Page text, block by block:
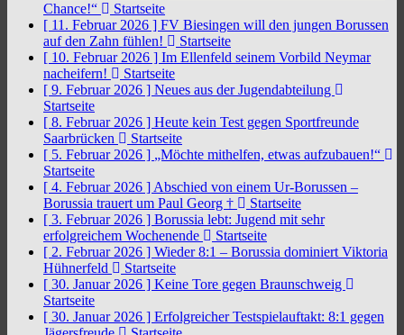
Chance!“
Startseite
[ 11. Februar 2026 ] FV Biesingen will den jungen Borussen
auf den Zahn fühlen!
Startseite
[ 10. Februar 2026 ] Im Ellenfeld seinem Vorbild Neymar
nacheifern!
Startseite
[ 9. Februar 2026 ] Neues aus der Jugendabteilung
Startseite
[ 8. Februar 2026 ] Heute kein Test gegen Sportfreunde
Saarbrücken
Startseite
[ 5. Februar 2026 ] „Möchte mithelfen, etwas aufzubauen!“
Startseite
[ 4. Februar 2026 ] Abschied von einem Ur-Borussen –
Borussia trauert um Paul Georg †
Startseite
[ 3. Februar 2026 ] Borussia lebt: Jugend mit sehr
erfolgreichem Wochenende
Startseite
[ 2. Februar 2026 ] Wieder 8:1 – Borussia dominiert Viktoria
Hühnerfeld
Startseite
[ 30. Januar 2026 ] Keine Tore gegen Braunschweig
Startseite
[ 30. Januar 2026 ] Erfolgreicher Testspielauftakt: 8:1 gegen